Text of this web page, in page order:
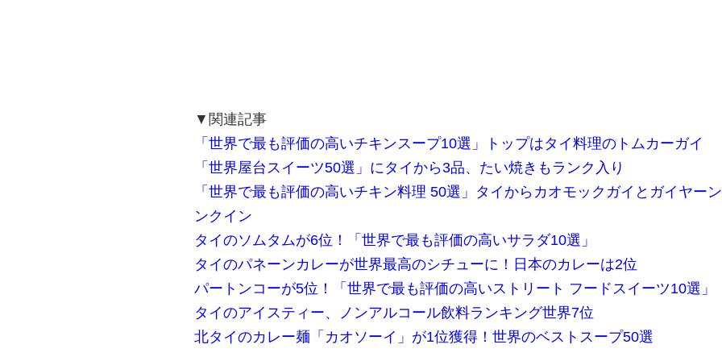
▼関連記事
「世界で最も評価の高いチキンスープ10選」トップはタイ料理のトムカーガイ
「世界屋台スイーツ50選」にタイから3品、たい焼きもランク入り
「世界で最も評価の高いチキン料理 50選」タイからカオモックガイとガイヤー
ンクイン
タイのソムタムが6位！「世界で最も評価の高いサラダ10選」
タイのパネーンカレーが世界最高のシチューに！日本のカレーは2位
パートンコーが5位！「世界で最も評価の高いストリート フードスイーツ10選」
タイのアイスティー、ノンアルコール飲料ランキング世界7位
北タイのカレー麺「カオソーイ」が1位獲得！世界のベストスープ50選